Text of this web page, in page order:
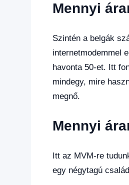
Mennyi
Szintén a belgák
internetmodemmel
havonta 50-et. Itt
mindegy, mire
megnő.
Mennyi
Itt az MVM-re
egy négytagú